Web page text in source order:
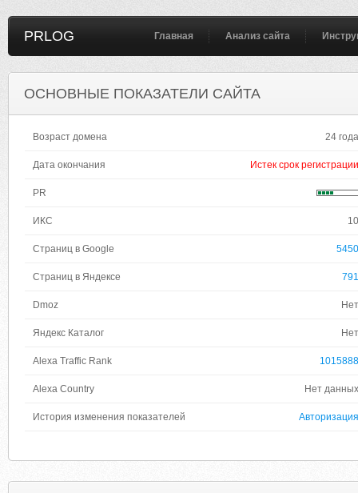
PRLOG Главная Анализ сайта
ОСНОВНЫЕ ПОКАЗАТЕЛИ САЙТА
Возраст домена 24 года
Дата окончания Истек срок регистрации
PR
ИКС 10
Страниц в Google 5450
Страниц в Яндексе 791
Dmoz Нет
Яндекс Каталог Нет
Alexa Traffic Rank 1015888
Alexa Country Нет данных
История изменения показателей Авторизация